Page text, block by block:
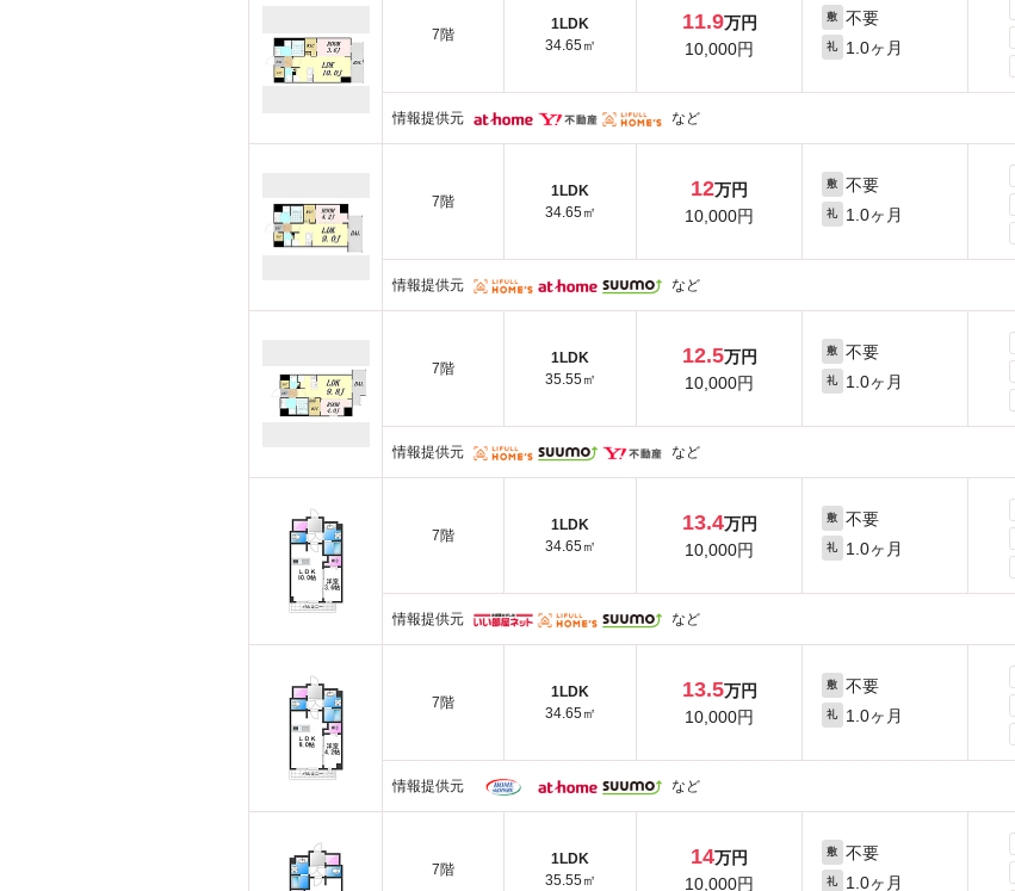
7階
1LDK
34.65㎡
11.9万円
10,000円
敷 不要
礼 1.0ヶ月
情報提供元 など
7階
1LDK
34.65㎡
12万円
10,000円
敷 不要
礼 1.0ヶ月
情報提供元 など
7階
1LDK
35.55㎡
12.5万円
10,000円
敷 不要
礼 1.0ヶ月
情報提供元 など
7階
1LDK
34.65㎡
13.4万円
10,000円
敷 不要
礼 1.0ヶ月
情報提供元 など
7階
1LDK
34.65㎡
13.5万円
10,000円
敷 不要
礼 1.0ヶ月
情報提供元 など
7階
1LDK
35.55㎡
14万円
10,000円
敷 不要
礼 1.0ヶ月